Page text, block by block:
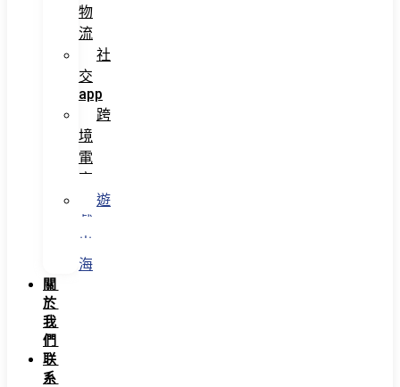
物
流
社
交
app
跨
境
電
商
遊
戲
出
海
關
於
我
們
联
系